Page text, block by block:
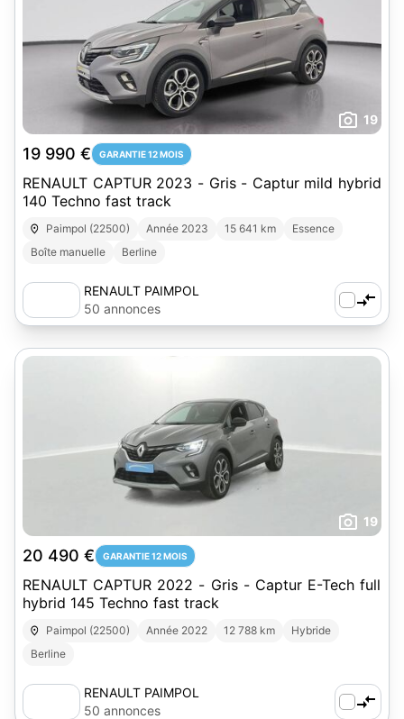
19
19 990 € GARANTIE 12 MOIS
RENAULT CAPTUR 2023 - Gris - Captur mild hybrid
140 Techno fast track
Paimpol (22500) Année 2023 15 641 km
Essence
Boîte manuelle
Berline
RENAULT PAIMPOL
50 annonces
19
20 490 € GARANTIE 12 MOIS
RENAULT CAPTUR 2022 - Gris - Captur E-Tech full
hybrid 145 Techno fast track
Paimpol (22500) Année 2022 12 788 km
Hybride
Berline
RENAULT PAIMPOL
50 annonces